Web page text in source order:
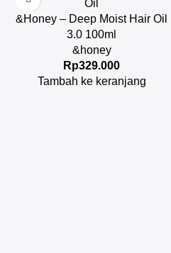
&Honey – Deep Moist Hair Oil
3.0 100ml
&honey
Rp329.000
Tambah ke keranjang